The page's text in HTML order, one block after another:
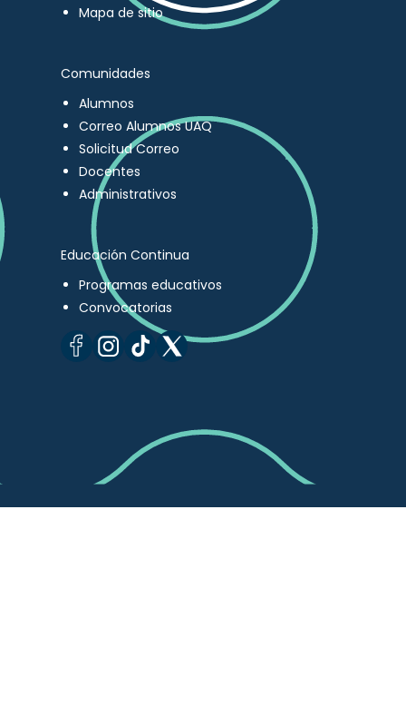
Mapa de sitio
Comunidades
Alumnos
Correo Alumnos UAQ
Solicitud Correo
Docentes
Administrativos
Educación Continua
Programas educativos
Convocatorias